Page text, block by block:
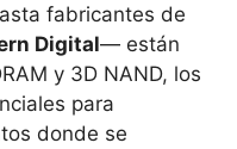
fabricantes de
Digital— están
y 3D NAND, los
para
donde se